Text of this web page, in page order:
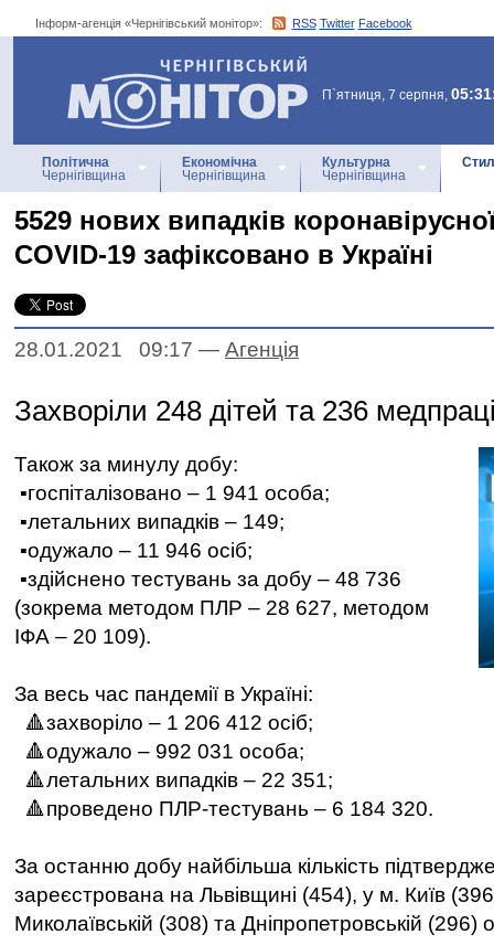
Інформ-агенція «Чернігівський монітор»: RSS Twitter Facebook
Інформ-агенція
«Чернігівський монітор»
П`ятниця, 7 серпня,
Політична
Чернігівщина
Економічна
Чернігівщина
Культурна
Чернігівщина
5529 нових випадків
COVID-19 зафіксовано в Україні
28.01.2021 09:17 — Агенцiя
Захворіли 248 дітей та 236
Також за минулу добу:
▪️госпіталізовано – 1 941 особа;
▪️летальних випадків – 149;
▪️одужало – 11 946 осіб;
▪️здійснено тестувань за добу – 48 736
(зокрема методом ПЛР – 28 627, методом
ІФА – 20 109).
За весь час пандемії в Україні:
🔺захворіло – 1 206 412 осіб;
🔺одужало – 992 031 особа;
🔺летальних випадків – 22 351;
🔺проведено ПЛР-тестувань – 6 184 320.
За останню добу найбільша кількість
зареєстрована на Львівщині (454), у м. Київ
Миколаївській (308) та Дніпропетровській (296)